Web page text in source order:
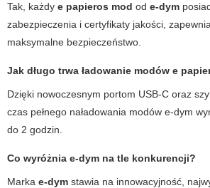
Tak, każdy e papieros mod od e-dym
zabezpieczenia i certyfikaty jakości,
maksymalne bezpieczeństwo.
Jak długo trwa ładowanie modów e
Dzięki nowoczesnym portom USB-C oraz
czas pełnego naładowania modów e-dym
do 2 godzin.
Co wyróżnia e-dym na tle konkurencji?
Marka e-dym stawia na innowacyjność,